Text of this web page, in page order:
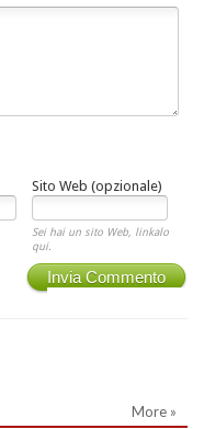
Sito Web (opzionale)
Sei hai un sito Web, linkalo
qui.
Invia Commento
More »